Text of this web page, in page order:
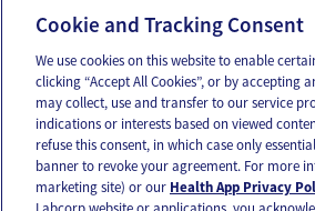
OUR APPS FOLLOW US
Cookie and Tracking Consent
We use cookies on this website to enable
clicking “Accept All Cookies”, or by accepting
may collect, use and transfer to our service
indications or interests based on viewed
refuse this consent, in which case only
banner to revoke your agreement. For more
marketing site) or our Health App Privacy